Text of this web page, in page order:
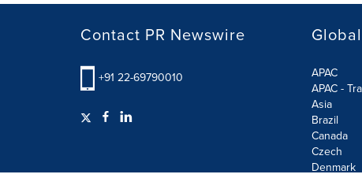
Contact PR Newswire
+91 22-69790010
APAC
APAC -
Asia
Brazil
Canada
Czech
Denmark